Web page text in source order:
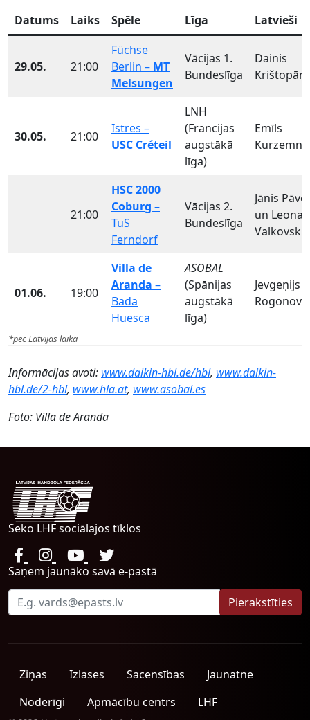
Datums Laiks Spēle Līga Latvieši
29.05. 21:00
Füchse
Berlin – MT
Melsungen
Vācijas 1.
Bundeslīga
Dainis
30.05. 21:00
Istres –
USC Créteil
LNH
(Francijas
augstākā
līga)
Emīls
21:00
HSC 2000
Coburg –
TuS
Ferndorf
Vācijas 2.
Bundeslīga
Jānis
un
Valkovski
01.06. 19:00
Villa de
Aranda –
Bada
Huesca
ASOBAL
(Spānijas
augstākā
līga)
Jevgeņijs
Rogonovs
*pēc Latvijas laika
Informācijas avoti: www.daikin-hbl.de/hbl, www.daikin-
hbl.de/2-hbl, www.hla.at, www.asobal.es
Foto: Villa de Aranda
Seko LHF sociālajos tīklos
Saņem jaunāko savā e-pastā
Ziņas Izlases Sacensības
Jaunatne
Noderīgi
Apmācību centrs LHF